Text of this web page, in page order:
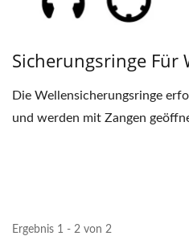
Sicherungsringe Für
Die Wellensicherungsringe
und werden mit Zangen
Ergebnis 1 - 2 von 2